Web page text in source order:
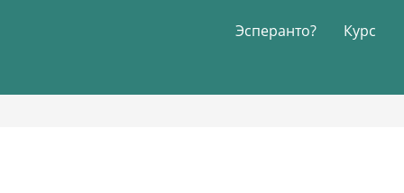
Эсперанто? Курс